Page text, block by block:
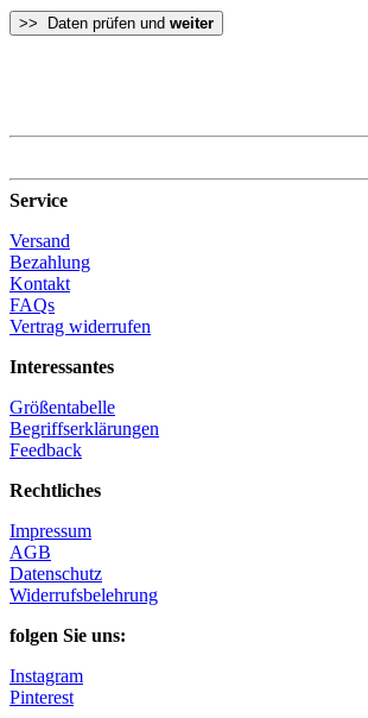
>> Daten prüfen und weiter
Service
Versand
Bezahlung
Kontakt
FAQs
Vertrag widerrufen
Interessantes
Größentabelle
Begriffserklärungen
Feedback
Rechtliches
Impressum
AGB
Datenschutz
Widerrufsbelehrung
folgen Sie uns:
Instagram
Pinterest